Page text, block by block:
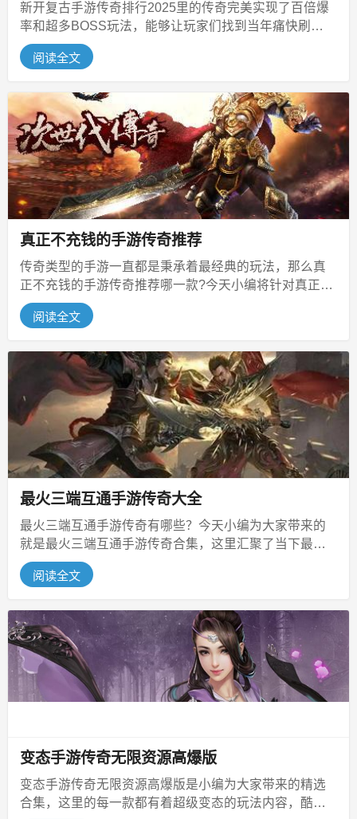
新开复古手游传奇排行2025里的传奇完美实现了百倍爆
率和超多BOSS玩法，能够让玩家们找到当年痛快刷
boss的快感，无论是在经典...
阅读全文
真正不充钱的手游传奇推荐
传奇类型的手游一直都是秉承着最经典的玩法，那么真
正不充钱的手游传奇推荐哪一款?今天小编将针对真正不
充钱的手游传奇推荐的内容，详细...
阅读全文
最火三端互通手游传奇大全
最火三端互通手游传奇有哪些？今天小编为大家带来的
就是最火三端互通手游传奇合集，这里汇聚了当下最为
火爆的三端互通手游传奇，超级受欢...
阅读全文
变态手游传奇无限资源高爆版
变态手游传奇无限资源高爆版是小编为大家带来的精选
合集，这里的每一款都有着超级变态的玩法内容，酷炫